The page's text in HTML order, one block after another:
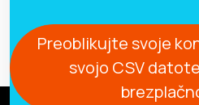
Preoblikujte svoje
svojo CSV